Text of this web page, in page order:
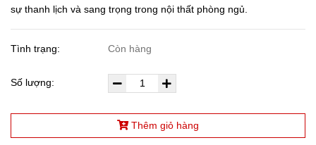
sự thanh lịch và sang trọng trong nội thất phòng ngủ.
Tình trạng: Còn hàng
Số lượng:
Thêm giỏ hàng